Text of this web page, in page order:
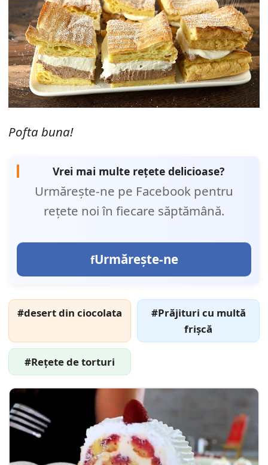
Pofta buna!
Vrei mai multe rețete delicioase?
Urmărește-ne pe Facebook pentru
rețete noi în fiecare săptămână.
Urmărește-ne
#desert din ciocolata
#Prăjituri cu multă
frișcă
#Rețete de torturi